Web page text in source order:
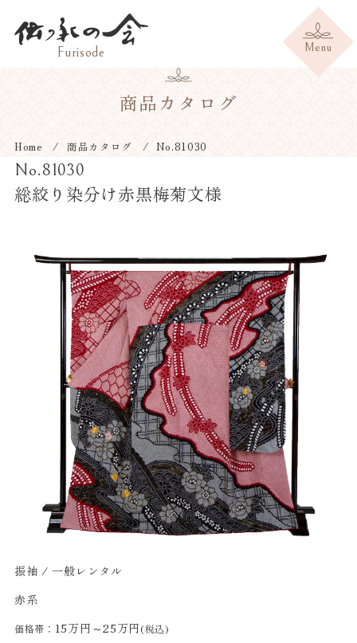
商品カタログ
Home 商品カタログ No.81030
No.81030
総絞り染分け赤黒梅菊文様
振袖 / 一般レンタル
赤系
価格帯： 15万円～25万円(税込)